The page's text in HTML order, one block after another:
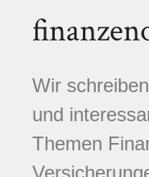
Wir
und
Themen